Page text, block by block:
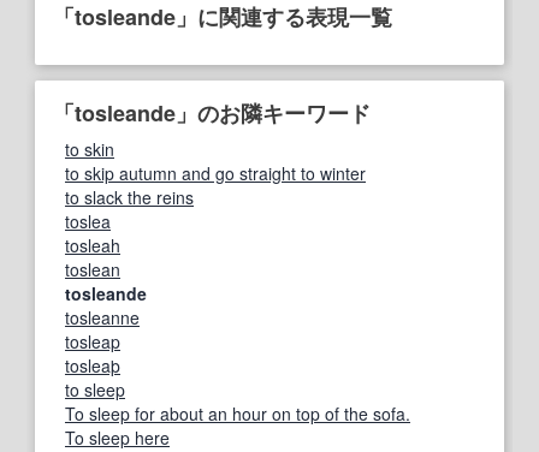
「tosleande」に関連する表現一覧
「tosleande」のお隣キーワード
to skin
to skip autumn and go straight to winter
to slack the reins
toslea
tosleah
toslean
tosleande
tosleanne
tosleap
tosleaþ
to sleep
To sleep for about an hour on top of the sofa.
To sleep here